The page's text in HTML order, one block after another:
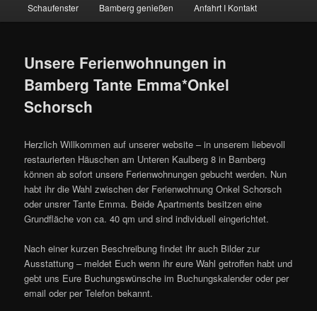
Schaufenster Bamberg genießen Anfahrt I Kontakt
Unsere Ferienwohnungen in
Bamberg Tante Emma*Onkel
Schorsch
Herzlich Willkommen auf unserer website – in unserem liebevoll
restaurierten Häuschen am Unteren Kaulberg 8 in Bamberg
können ab sofort unsere Ferienwohnungen gebucht werden. Nun
habt ihr die Wahl zwischen der Ferienwohnung Onkel Schorsch
oder unsrer Tante Emma. Beide Apartments besitzen eine
Grundfläche von ca. 40 qm und sind individuell eingerichtet.
Nach einer kurzen Beschreibung findet ihr auch Bilder zur
Ausstattung – meldet Euch wenn ihr eure Wahl getroffen habt und
gebt uns Eure Buchungswünsche im Buchungskalender oder per
email oder per Telefon bekannt.